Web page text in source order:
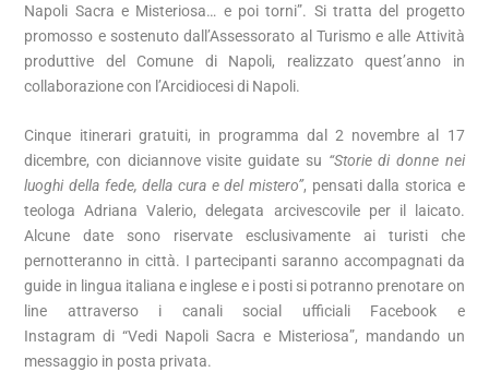
Napoli Sacra e Misteriosa… e poi torni”. Si tratta del progetto
promosso e sostenuto dall’Assessorato al Turismo e alle Attività
produttive del Comune di Napoli, realizzato quest’anno in
collaborazione con l’Arcidiocesi di Napoli.
Cinque itinerari gratuiti, in programma dal 2 novembre al 17
dicembre, con diciannove visite guidate su “Storie di donne nei
luoghi della fede, della cura e del mistero”, pensati dalla storica e
teologa Adriana Valerio, delegata arcivescovile per il laicato.
Alcune date sono riservate esclusivamente ai turisti che
pernotteranno in città. I partecipanti saranno accompagnati da
guide in lingua italiana e inglese e i posti si potranno prenotare on
line attraverso i canali social ufficiali Facebook e
Instagram di “Vedi Napoli Sacra e Misteriosa”, mandando un
messaggio in posta privata.